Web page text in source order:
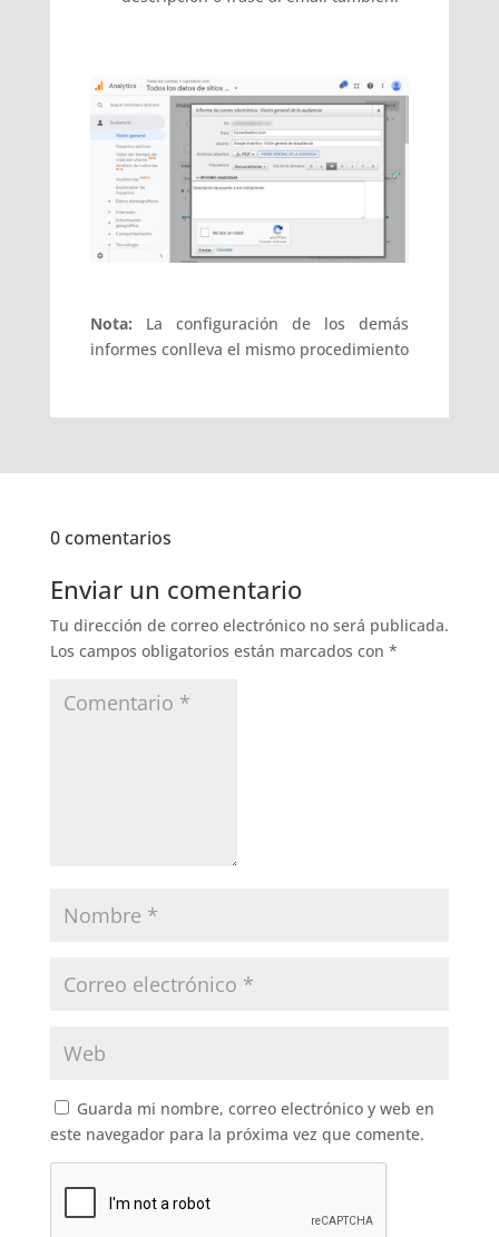
Nota: La configuración de los demás
informes conlleva el mismo procedimiento
0 comentarios
Enviar un comentario
Tu dirección de correo electrónico no será publicada.
Los campos obligatorios están marcados con *
Guarda mi nombre, correo electrónico y web en
este navegador para la próxima vez que comente.